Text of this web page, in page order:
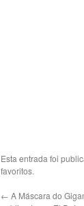
Esta entrada foi
favoritos.
← A Máscara do